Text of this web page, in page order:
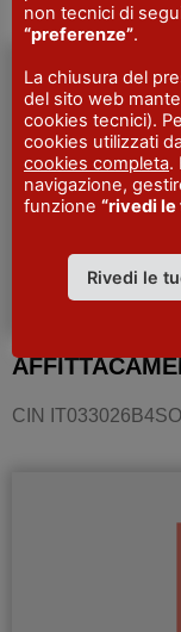
CIN
non tecnici di
“preferenze”.
La chiusura del
del sito web
cookies tecnici).
cookies utilizzati
cookies completa.
navigazione,
funzione “rivedi
Rivedi le